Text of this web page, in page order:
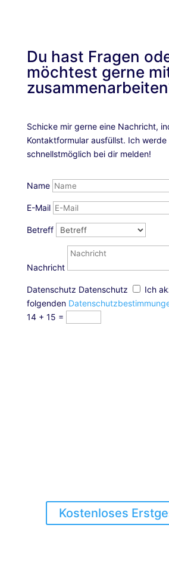
Du hast Fragen
möchtest gerne
Schicke mir gerne eine Nachricht,
Kontaktformular ausfüllst. Ich werde
schnellstmöglich bei dir melden!
Name
E-Mail
Betreff
Nachricht
Datenschutz Datenschutz
Ich
folgenden
14 + 15 =
Kostenloses